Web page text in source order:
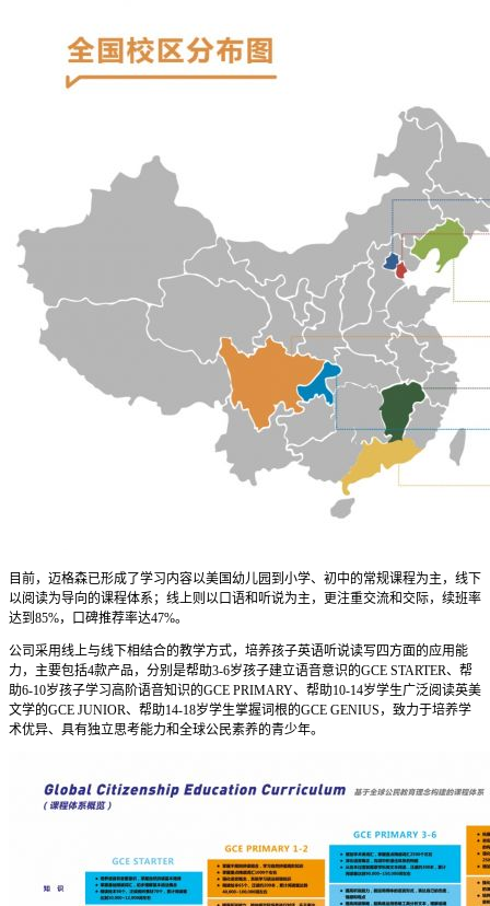
目前，迈格森已形成了学习内容以美国幼儿园到小学、初中的常规课程为主，线下
以阅读为导向的课程体系；线上则以口语和听说为主，更注重交流和交际，续班率
达到85%，口碑推荐率达47%。
公司采用线上与线下相结合的教学方式，培养孩子英语听说读写四方面的应用能
力，主要包括4款产品，分别是帮助3-6岁孩子建立语音意识的GCE STARTER、帮
助6-10岁孩子学习高阶语音知识的GCE PRIMARY、帮助10-14岁学生广泛阅读英美
文学的GCE JUNIOR、帮助14-18岁学生掌握词根的GCE GENIUS，致力于培养学
术优异、具有独立思考能力和全球公民素养的青少年。